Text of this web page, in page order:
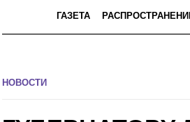
ГАЗЕТА
НОВОСТИ